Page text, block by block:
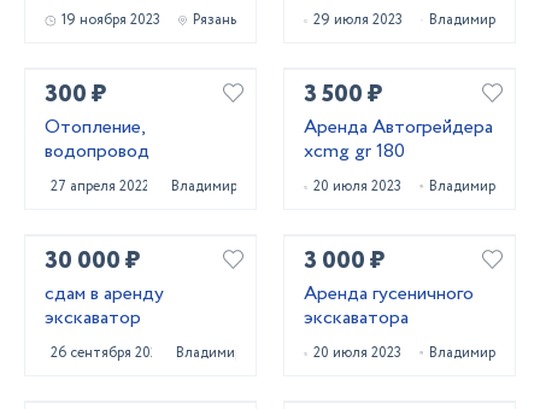
19 ноября 2023 Рязань 29 июля 2023 Владимир
300 ₽
Отопление,
водопровод
27 апреля 2022 Владимир
3 500 ₽
Аренда Автогрейдера
xcmg gr 180
20 июля 2023 Владимир
30 000 ₽
сдам в аренду
экскаватор
26 сентября 2023 Владимир
3 000 ₽
Аренда гусеничного
экскаватора
20 июля 2023 Владимир